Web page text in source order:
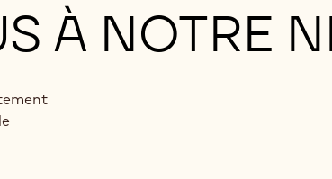
À NOTRE